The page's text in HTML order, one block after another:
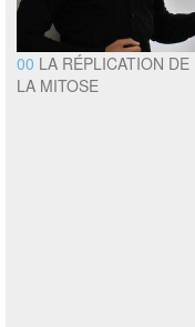
00 LA RÉPLICATION
LA MITOSE